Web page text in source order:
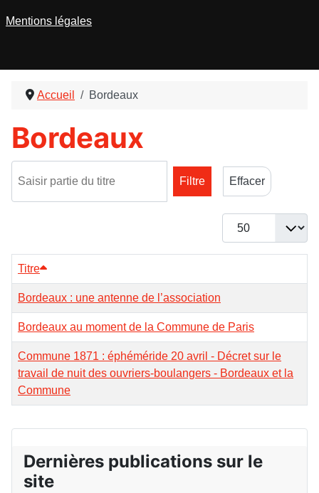
Accueil Bordeaux
Bordeaux
Filtre
Effacer
Afficher #
Titre
Bordeaux : une antenne de l’association
Bordeaux au moment de la Commune de Paris
Commune 1871 : éphéméride 20 avril - Décret sur le
travail de nuit des ouvriers-boulangers - Bordeaux et la
Commune
Dernières publications sur le
site
Mentions légales